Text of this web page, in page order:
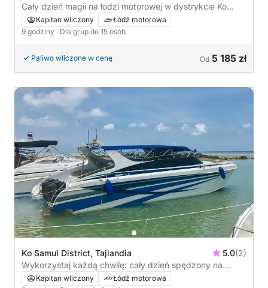
Cały dzień magii na łodzi motorowej w dystrykcie Ko
SamuiKapitan wliczony
Łódź motorowa
9 godziny · Dla grup do 15 osób
Paliwo wliczone w cenę Od 5 185 zł
Ko Samui District, Tajlandia 5.0(2)
Wykorzystaj każdą chwilę: cały dzień spędzony na
słońcu na łodzi motorowej w dystrykcie Ko Samui
Kapitan wliczony
Łódź motorowa